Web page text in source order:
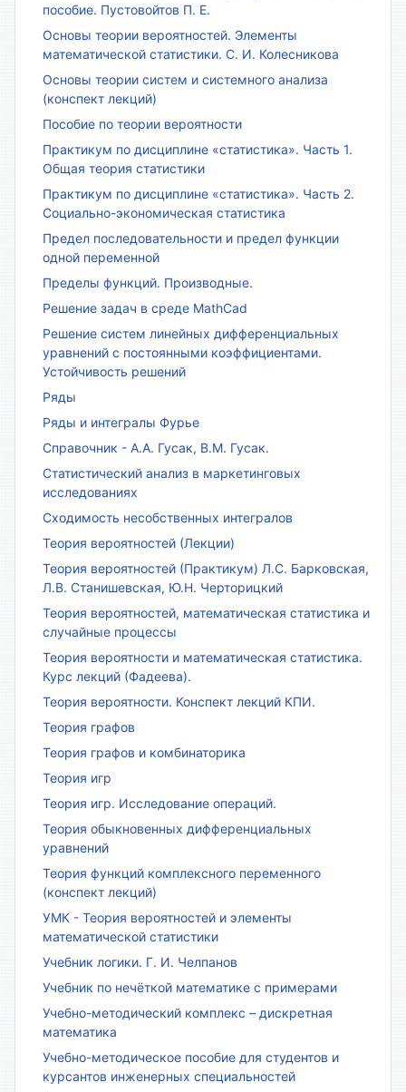
пособие. Пустовойтов П. Е.
Основы теории вероятностей. Элементы
математической статистики. С. И. Колесникова
Основы теории систем и системного анализа
(конспект лекций)
Пособие по теории вероятности
Практикум по дисциплине «статистика». Часть 1.
Общая теория статистики
Практикум по дисциплине «статистика». Часть 2.
Социально-экономическая статистика
Предел последовательности и предел функции
одной переменной
Пределы функций. Производные.
Решение задач в среде MathCad
Решение систем линейных дифференциальных
уравнений с постоянными коэффициентами.
Устойчивость решений
Ряды
Ряды и интегралы Фурье
Справочник - А.А. Гусак, В.М. Гусак.
Статистический анализ в маркетинговых
исследованиях
Сходимость несобственных интегралов
Теория вероятностей (Лекции)
Теория вероятностей (Практикум) Л.С. Барковская,
Л.В. Станишевская, Ю.Н. Черторицкий
Теория вероятностей, математическая статистика и
случайные процессы
Теория вероятности и математическая статистика.
Курс лекций (Фадеева).
Теория вероятности. Конспект лекций КПИ.
Теория графов
Теория графов и комбинаторика
Теория игр
Теория игр. Исследование операций.
Теория обыкновенных дифференциальных
уравнений
Теория функций комплексного переменного
(конспект лекций)
УМК - Теория вероятностей и элементы
математической статистики
Учебник логики. Г. И. Челпанов
Учебник по нечёткой математике с примерами
Учебно-методический комплекс – дискретная
математика
Учебно-методическое пособие для студентов и
курсантов инженерных специальностей